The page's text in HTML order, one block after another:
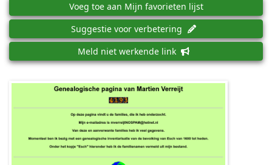
Voeg toe aan Mijn favorieten lijst
Suggestie voor verbetering
Meld niet werkende link